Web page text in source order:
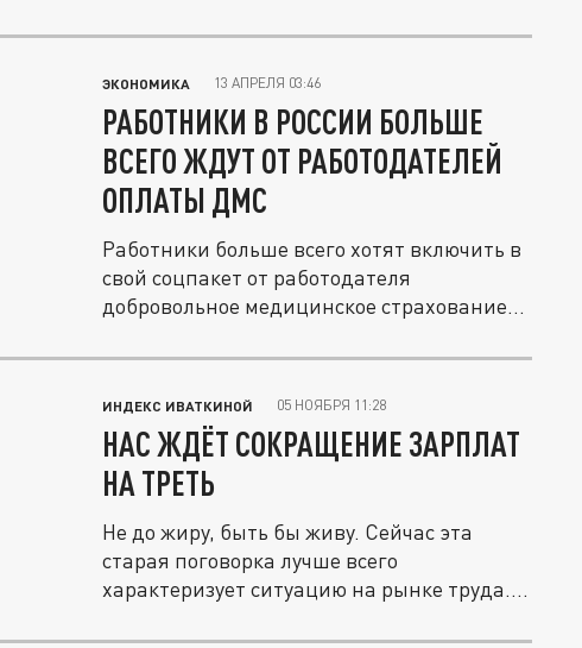
ЭКОНОМИКА 13 АПРЕЛЯ 03:46
РАБОТНИКИ В РОССИИ БОЛЬШЕ
ВСЕГО ЖДУТ ОТ РАБОТОДАТЕЛЕЙ
ОПЛАТЫ ДМС
Работники больше всего хотят включить в
свой соцпакет от работодателя
добровольное медицинское страхование...
ИНДЕКС ИВАТКИНОЙ 05 НОЯБРЯ 11:28
НАС ЖДЁТ СОКРАЩЕНИЕ ЗАРПЛАТ
НА ТРЕТЬ
Не до жиру, быть бы живу. Сейчас эта
старая поговорка лучше всего
характеризует ситуацию на рынке труда....